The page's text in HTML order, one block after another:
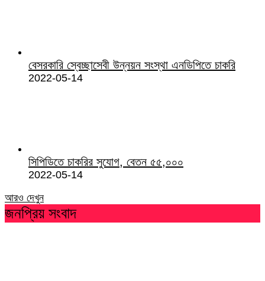
বেসরকারি স্বেচ্ছাসেবী উন্নয়ন সংস্থা এনডিপিতে চাকরি
2022-05-14
সিপিডিতে চাকরির সুযোগ, বেতন ৫৫,০০০
2022-05-14
আরও দেখুন
জনপ্রিয় সংবাদ